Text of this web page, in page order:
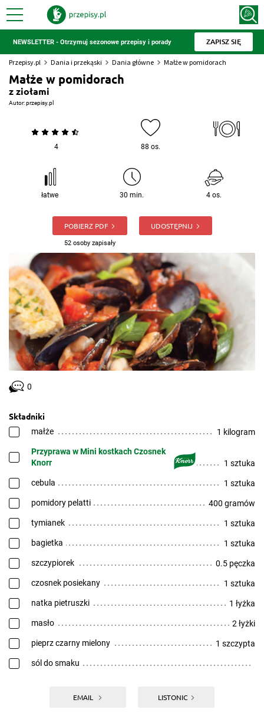
NEWSLETTER - Otrzymuj sezonowe przepisy i porady ZAPISZ SIĘ
Przepisy.pl Dania i przekąski Dania główne Małże w pomidorach
Małże w pomidorach
z ziołami
Autor:przepisy.pl
4 88 os.
łatwe 30 min. 4 os.
POBIERZ PDF
52 osoby zapisały
UDOSTĘPNIJ
0
Składniki
małże 1 kilogram
Przyprawa w Mini kostkach Czosnek
Knorr
1 sztuka
cebula 1 sztuka
pomidory pelatti 400 gramów
tymianek 1 sztuka
bagietka 1 sztuka
szczypiorek 0.5 pęczka
czosnek posiekany 1 sztuka
natka pietruszki 1 łyżka
masło 2 łyżki
pieprz czarny mielony 1 szczypta
sól do smaku
EMAIL LISTONIC